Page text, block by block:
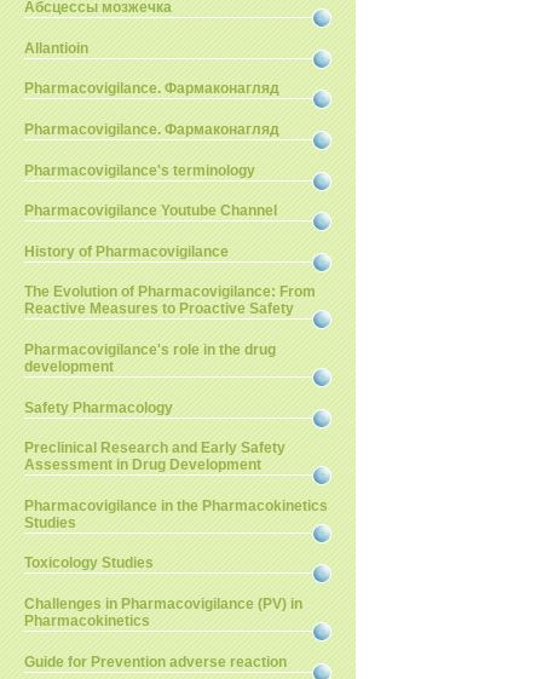
Абсцессы мозжечка
Allantioin
Pharmacovigilance. Фармаконагляд
Pharmacovigilance. Фармаконагляд
Pharmacovigilance's terminology
Pharmacovigilance Youtube Channel
History of Pharmacovigilance
The Evolution of Pharmacovigilance: From
Reactive Measures to Proactive Safety
Pharmacovigilance's role in the drug
development
Safety Pharmacology
Preclinical Research and Early Safety
Assessment in Drug Development
Pharmacovigilance in the Pharmacokinetics
Studies
Toxicology Studies
Challenges in Pharmacovigilance (PV) in
Pharmacokinetics
Guide for Prevention adverse reaction